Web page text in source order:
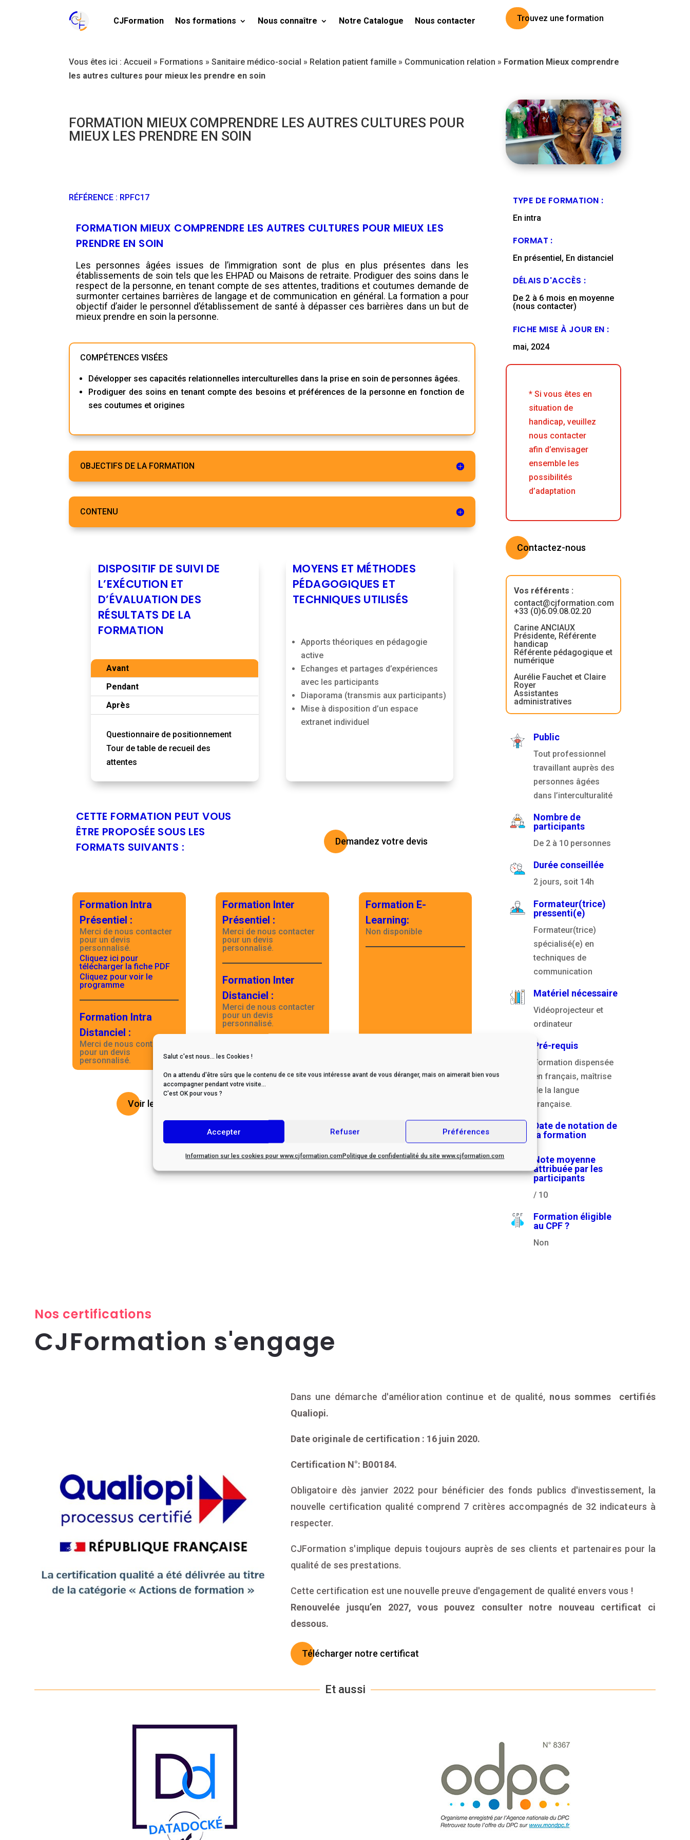
Salut c'est nous... les Cookies !
On a attendu d'être sûrs que le contenu de ce site vous intéresse avant de vous déranger, mais on aimerait bien vous
accompagner pendant votre visite...
C'est OK pour vous ?
Accepter Refuser Préférences
Information sur les cookies pour www.cjformation.comPolitique de confidentialité du site www.cjformation.com
CJFormation Nos formations Nous connaître Notre Catalogue Nous contacter Trouvez une formation
Vous êtes ici :Accueil » Formations »Sanitaire médico-social » Relation patient famille » Communication relation » Formation Mieux comprendre
les autres cultures pour mieux les prendre en soin
FORMATION MIEUX COMPRENDRE LES AUTRES CULTURES POUR
MIEUX LES PRENDRE EN SOIN
RÉFÉRENCE : RPFC17
FORMATION MIEUX COMPRENDRE LES AUTRES CULTURES POUR MIEUX LES
PRENDRE EN SOIN
Les personnes âgées issues de l’immigration sont de plus en plus présentes dans les
établissements de soin tels que les EHPAD ou Maisons de retraite. Prodiguer des soins dans le
respect de la personne, en tenant compte de ses attentes, traditions et coutumes demande de
surmonter certaines barrières de langage et de communication en général. La formation a pour
objectif d’aider le personnel d’établissement de santé à dépasser ces barrières dans un but de
mieux prendre en soin la personne.
COMPÉTENCES VISÉES
Développer ses capacités relationnelles interculturelles dans la prise en soin de personnes âgées.
Prodiguer des soins en tenant compte des besoins et préférences de la personne en fonction de
ses coutumes et origines
OBJECTIFS DE LA FORMATION
CONTENU
DISPOSITIF DE SUIVI DE
L’EXÉCUTION ET
D’ÉVALUATION DES
RÉSULTATS DE LA
FORMATION
Avant
Pendant
Après
Questionnaire de positionnement
Tour de table de recueil des
attentes
MOYENS ET MÉTHODES
PÉDAGOGIQUES ET
TECHNIQUES UTILISÉS
Apports théoriques en pédagogie
active
Echanges et partages d’expériences
avec les participants
Diaporama (transmis aux participants)
Mise à disposition d’un espace
extranet individuel
CETTE FORMATION PEUT VOUS
ÊTRE PROPOSÉE SOUS LES
FORMATS SUIVANTS :
Demandez votre devis
Formation Intra
Présentiel :
Merci de nous contacter
pour un devis
personnalisé.
Cliquez ici pour
télécharger la fiche PDF
Cliquez pour voir le
programme
Formation Intra
Distanciel :
Merci de nous contacter
pour un devis
personnalisé.
Formation Inter
Présentiel :
Merci de nous contacter
pour un devis
personnalisé.
Formation Inter
Distanciel :
Merci de nous contacter
pour un devis
personnalisé.
Formation E-
Learning:
Non disponible
Voir le catalogue
TYPE DE FORMATION :
En intra
FORMAT :
En présentiel, En distanciel
DÉLAIS D'ACCÈS :
De 2 à 6 mois en moyenne
(nous contacter)
FICHE MISE À JOUR EN :
mai, 2024
* Si vous êtes en
situation de
handicap, veuillez
nous contacter
afin d’envisager
ensemble les
possibilités
d’adaptation
Contactez-nous
Vos référents :
contact@cjformation.com
+33 (0)6.09.08.02.20
Carine ANCIAUX
Présidente, Référente
handicap
Référente pédagogique et
numérique
Aurélie Fauchet et Claire
Royer
Assistantes
administratives
Public
Tout professionnel
travaillant auprès des
personnes âgées
dans l’interculturalité
Nombre de
participants
De 2 à 10 personnes
Durée conseillée
2 jours, soit 14h
Formateur(trice)
pressenti(e)
Formateur(trice)
spécialisé(e) en
techniques de
communication
Matériel nécessaire
Vidéoprojecteur et
ordinateur
Pré-requis
Formation dispensée
en français, maîtrise
de la langue
française.
Date de notation de
la formation
Note moyenne
attribuée par les
participants
/ 10
Formation éligible
au CPF ?
Non
Nos certifications
CJFormation s'engage
Dans une démarche d'amélioration continue et de qualité, nous sommes certifiés
Qualiopi.
Date originale de certification : 16 juin 2020.
Certification N°: B00184.
Obligatoire dès janvier 2022 pour bénéficier des fonds publics d'investissement, la
nouvelle certification qualité comprend 7 critères accompagnés de 32 indicateurs à
respecter.
CJFormation s'implique depuis toujours auprès de ses clients et partenaires pour la
qualité de ses prestations.
Cette certification est une nouvelle preuve d'engagement de qualité envers vous !
Renouvelée jusqu’en 2027, vous pouvez consulter notre nouveau certificat ci
dessous.
Télécharger notre certificat
Et aussi